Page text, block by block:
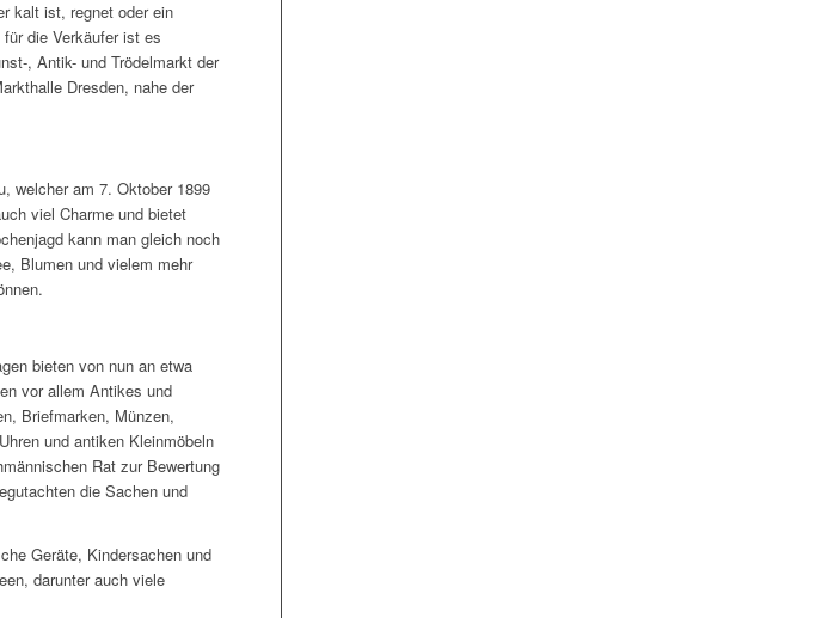
kalt ist, regnet oder ein
die Verkäufer ist es
, Antik- und Trödelmarkt der
Dresden, nahe der
welcher am 7. Oktober 1899
viel Charme und bietet
kann man gleich noch
Blumen und vielem mehr
bieten von nun an etwa
vor allem Antikes und
Briefmarken, Münzen,
und antiken Kleinmöbeln
Rat zur Bewertung
die Sachen und
Geräte, Kindersachen und
darunter auch viele